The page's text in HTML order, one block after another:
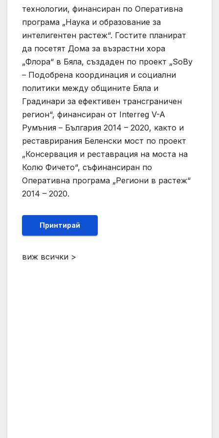
технологии, финансиран по Оперативна
програма „Наука и образование за
интелигентен растеж“. Гостите планират
да посетят Дома за възрастни хора
„Флора“ в Бяла, създаден по проект „SoBy
– Подобрена координация и социални
политики между общините Бяла и
Градинари за ефективен трансграничен
регион“, финансиран от Interreg V-A
Румъния – България 2014 – 2020, както и
реставрирания Беленски мост по проект
„Консервация и реставрация на моста на
Колю Фичето“, съфинансиран по
Оперативна програма „Региони в растеж“
2014 – 2020.
Принтирай
виж всички >